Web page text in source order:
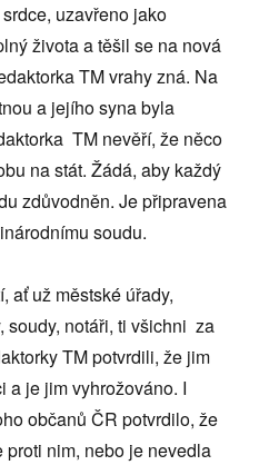
uzavřeno jako
života a těšil se na nová
TM vrahy zná. Na
a jejího syna byla
TM nevěří, že něco
na stát. Žádá, aby každý
zdůvodněn. Je připravena
soudu.
ať už městské úřady,
soudy, notáři, ti všichni za
TM potvrdili, že jim
a je jim vyhrožováno. I
občanů ČR potvrdilo, že
nim, nebo je nevedla